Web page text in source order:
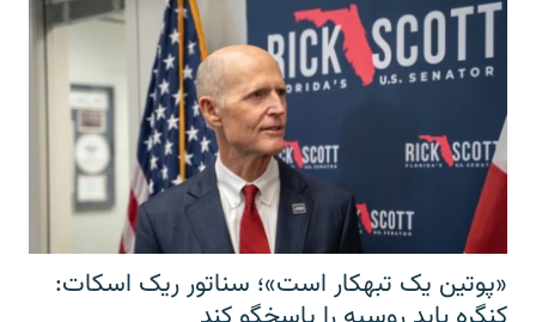
«پوتین یک تبهکار است»؛ سناتور ریک اسکات: